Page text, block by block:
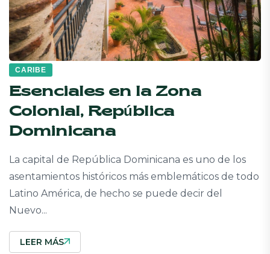
CARIBE
Esenciales en la Zona
Colonial, República
Dominicana
La capital de República Dominicana es uno de los
asentamientos históricos más emblemáticos de todo
Latino América, de hecho se puede decir del
Nuevo...
LEER MÁS